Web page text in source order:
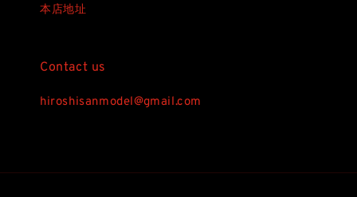
本店地址
Contact us
hiroshisanmodel@gmail.com